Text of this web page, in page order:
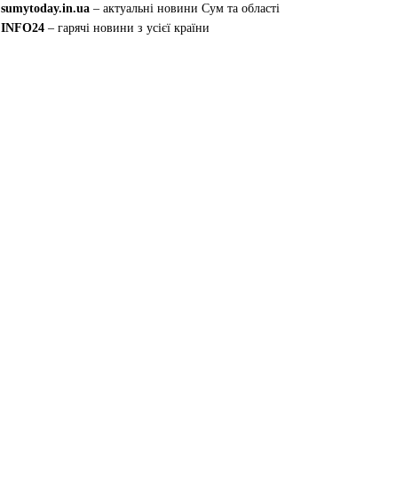
sumytoday.in.ua – актуальні новини Сум та області
INFO24 – гарячі новини з усієї країни